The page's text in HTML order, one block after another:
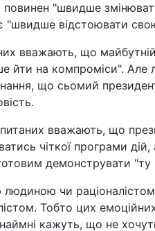
повинен "швидше
"швидше відстоювати
вважають, що
йти на компроміси". Але
що сьомий
вважають, що
чіткої програми
демонструвати "ту
людиною чи
Тобто цих
кажуть, що не